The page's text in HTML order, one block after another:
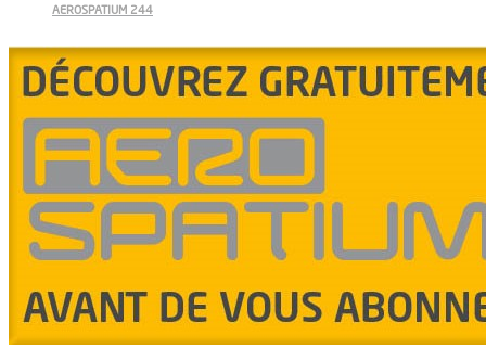
AEROSPATIUM 244